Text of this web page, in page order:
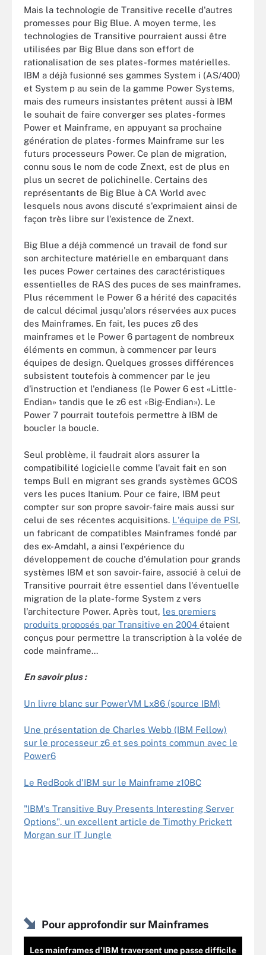
Mais la technologie de Transitive recelle d'autres
promesses pour Big Blue. A moyen terme, les
technologies de Transitive pourraient aussi être
utilisées par Big Blue dans son effort de
rationalisation de ses plates-formes matérielles.
IBM a déjà fusionné ses gammes System i (AS/400)
et System p au sein de la gamme Power Systems,
mais des rumeurs insistantes prêtent aussi à IBM
le souhait de faire converger ses plates-formes
Power et Mainframe, en appuyant sa prochaine
génération de plates-formes Mainframe sur les
futurs processeurs Power. Ce plan de migration,
connu sous le nom de code Znext, est de plus en
plus un secret de polichinelle. Certains des
représentants de Big Blue à CA World avec
lesquels nous avons discuté s'exprimaient ainsi de
façon très libre sur l'existence de Znext.
Big Blue a déjà commencé un travail de fond sur
son architecture matérielle en embarquant dans
les puces Power certaines des caractéristiques
essentielles de RAS des puces de ses mainframes.
Plus récemment le Power 6 a hérité des capacités
de calcul décimal jusqu'alors réservées aux puces
des Mainframes. En fait, les puces z6 des
mainframes et le Power 6 partagent de nombreux
éléments en commun, à commencer par leurs
équipes de design. Quelques grosses différences
subsistent toutefois à commencer par le jeu
d'instruction et l'endianess (le Power 6 est «Little-
Endian» tandis que le z6 est «Big-Endian»). Le
Power 7 pourrait toutefois permettre à IBM de
boucler la boucle.
Seul problème, il faudrait alors assurer la
compatibilité logicielle comme l'avait fait en son
temps Bull en migrant ses grands systèmes GCOS
vers les puces Itanium. Pour ce faire, IBM peut
compter sur son propre savoir-faire mais aussi sur
celui de ses récentes acquisitions. L'équipe de PSI,
un fabricant de compatibles Mainframes fondé par
des ex-Amdahl, a ainsi l'expérience du
développement de couche d'émulation pour grands
systèmes IBM et son savoir-faire, associé à celui de
Transitive pourrait être essentiel dans l'éventuelle
migration de la plate-forme System z vers
l'architecture Power. Après tout, les premiers
produits proposés par Transitive en 2004 étaient
conçus pour permettre la transcription à la volée de
code mainframe...
En savoir plus :
Un livre blanc sur PowerVM Lx86 (source IBM)
Une présentation de Charles Webb (IBM Fellow)
sur le processeur z6 et ses points commun avec le
Power6
Le RedBook d'IBM sur le Mainframe z10BC
"IBM's Transitive Buy Presents Interesting Server
Options", un excellent article de Timothy Prickett
Morgan sur IT Jungle
Pour approfondir sur Mainframes
Les mainframes d’IBM traversent une passe difficile